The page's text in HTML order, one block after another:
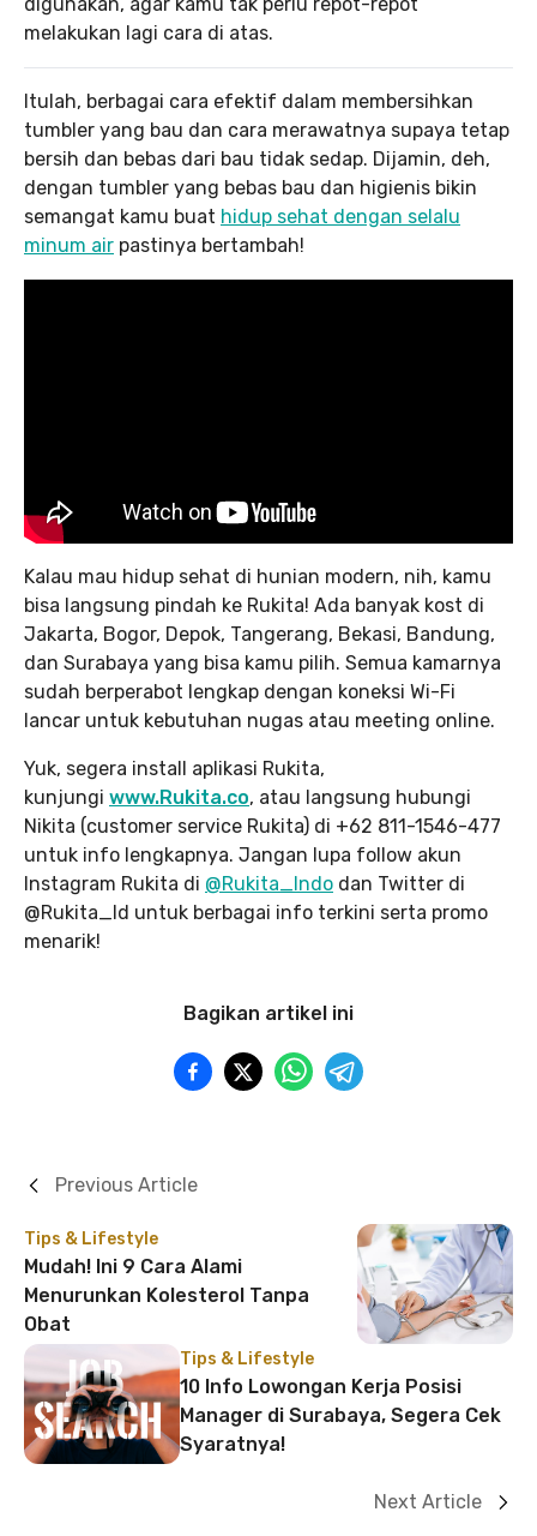
melakukan lagi cara di atas.
Itulah, berbagai cara efektif dalam membersihkan
tumbler yang bau dan cara merawatnya supaya tetap
bersih dan bebas dari bau tidak sedap. Dijamin, deh,
dengan tumbler yang bebas bau dan higienis bikin
semangat kamu buat hidup sehat dengan selalu
minum air pastinya bertambah!
Kalau mau hidup sehat di hunian modern, nih, kamu
bisa langsung pindah ke Rukita! Ada banyak kost di
Jakarta, Bogor, Depok, Tangerang, Bekasi, Bandung,
dan Surabaya yang bisa kamu pilih. Semua kamarnya
sudah berperabot lengkap dengan koneksi Wi-Fi
lancar untuk kebutuhan nugas atau meeting online.
Yuk, segera install aplikasi Rukita,
kunjungi www.Rukita.co, atau langsung hubungi
Nikita (customer service Rukita) di +62 811-1546-477
untuk info lengkapnya. Jangan lupa follow akun
Instagram Rukita di @Rukita_Indo dan Twitter di
@Rukita_Id untuk berbagai info terkini serta promo
menarik!
Bagikan artikel ini
Tips & Lifestyle
Mudah! Ini 9 Cara Alami
Menurunkan Kolesterol Tanpa
Obat
Previous Article
Tips & Lifestyle
10 Info Lowongan Kerja Posisi
Manager di Surabaya, Segera Cek
Syaratnya!
Next Article